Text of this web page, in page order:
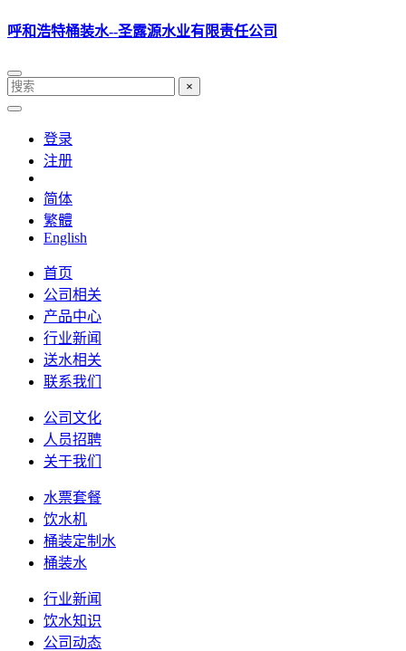
呼和浩特桶装水--圣露源水业有限责任公司
×
登录
注册
简体
繁體
English
首页
公司相关
产品中心
行业新闻
送水相关
联系我们
公司文化
人员招聘
关于我们
水票套餐
饮水机
桶装定制水
桶装水
行业新闻
饮水知识
公司动态